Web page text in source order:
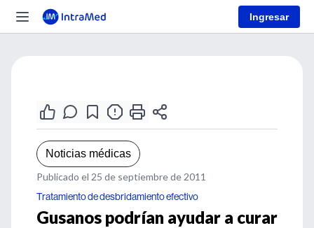
Ingresar
Noticias médicas
Publicado el 25 de septiembre de 2011
Tratamiento de desbridamiento efectivo
Gusanos podrían ayudar a curar